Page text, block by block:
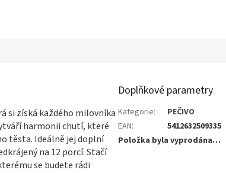
si získá každého milovníka
harmonii chutí, které
těsta. Ideálně jej doplní
na 12 porcí. Stačí
se budete rádi
Doplňkové parametry
Kategorie:
PEČIVO
EAN:
5412632509335
Položka byla vyprodána…